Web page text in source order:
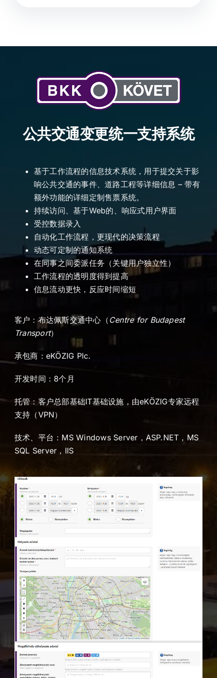
公共交通变更统一支持系统
基于工作流程的信息技术系统，用于提交关于影
响公共交通的事件、道路工程等详细信息 – 带有
额外功能的详细定制售票系统。
持续访问、基于Web的、响应式用户界面
受控数据录入
自动化工作流程，更现代的决策流程
动态可定制的通知系统
在同事之间委派任务（关键用户独立性）
工作流程的透明度得到提高
信息流动更快，反应时间缩短
客户：布达佩斯交通中心（ Centre forBudapest
Transport）
承包商：eKÖZIG Plc.
开发时间：8个月
托管：客户总部基础IT基础设施，由eKÖZIG专家远程
支持（VPN）
技术、平台：MS Windows Server，ASP.NET，MS
SQL Server，IIS